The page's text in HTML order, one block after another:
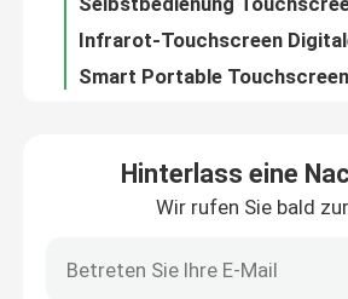
Hinterlass eine
Wir rufen Sie bald